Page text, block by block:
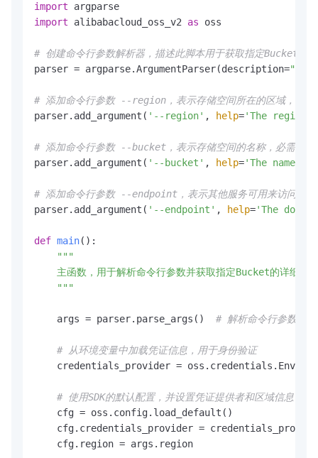
import
import alibabacloud_oss_v2 as oss
# 创建命令行参数解析器，描述此脚本用于获取指定Bucket的
parser = argparse.ArgumentParser(description=
# 添加命令行参数 --region，表示存储空间所在的区域，必需
parser.add_argument( '--region' , help='The region
# 添加命令行参数 --bucket，表示存储空间的名称，必需参数
parser.add_argument( '--bucket' , help='The name
# 添加命令行参数 --endpoint，表示其他服务可用来访问OSS
parser.add_argument( '--endpoint' , help='The
def main():
"""
主函数，用于解析命令行参数并获取指定Bucket的详细信
    """
    args = parser.parse_args()
# 解析命令行参数
# 从环境变量中加载凭证信息，用于身份验证
credentials_provider =
# 使用SDK的默认配置，并设置凭证提供者和区域信息
    cfg = oss.config.load_default()
cfg.credentials_provider =
    cfg.region = args.region